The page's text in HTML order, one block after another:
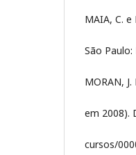
MAIA, C. e
São
MORAN,
em 2008).
cursos/